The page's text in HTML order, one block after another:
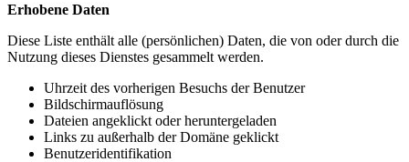
Erhobene Daten
Diese Liste enthält alle (persönlichen) Daten, die von oder durch die
Nutzung dieses Dienstes gesammelt werden.
Uhrzeit des vorherigen Besuchs der Benutzer
Bildschirmauflösung
Dateien angeklickt oder heruntergeladen
Links zu außerhalb der Domäne geklickt
Benutzeridentifikation